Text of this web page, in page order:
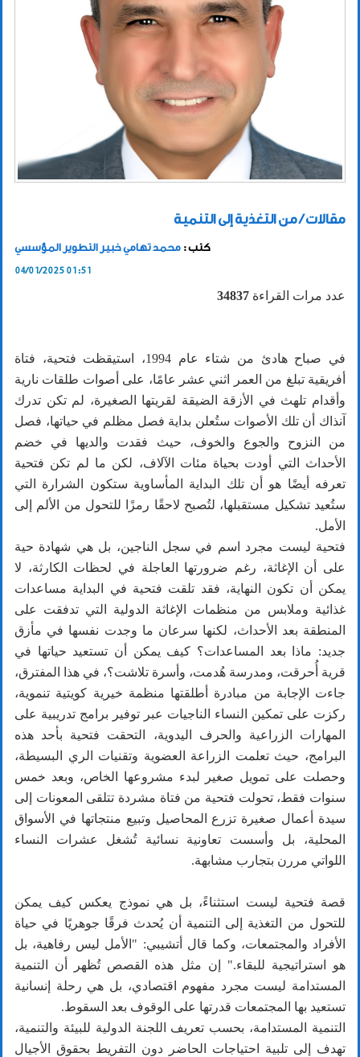
مقالات / من التغذية إلى التنمية
كتب : محمد تهامي خبير التطوير المؤسسي
04/01/2025 01:51
عدد مرات القراءة 34837
في صباح هادئ من شتاء عام 1994، استيقظت فتحية، فتاة
أفريقية تبلغ من العمر اثني عشر عامًا، على أصوات طلقات نارية
وأقدام تلهث في الأزقة الضيقة لقريتها الصغيرة، لم تكن تدرك
آنذاك أن تلك الأصوات ستُعلن بداية فصل مظلم في حياتها، فصل
من النزوح والجوع والخوف، حيث فقدت والديها في خضم
الأحداث التي أودت بحياة مئات الآلاف، لكن ما لم تكن فتحية
تعرفه أيضًا هو أن تلك البداية المأساوية ستكون الشرارة التي
ستُعيد تشكيل مستقبلها، لتُصبح لاحقًا رمزًا للتحول من الألم إلى
الأمل.
فتحية ليست مجرد اسم في سجل الناجين، بل هي شهادة حية
على أن الإغاثة، رغم ضرورتها العاجلة في لحظات الكارثة، لا
يمكن أن تكون النهاية، فقد تلقت فتحية في البداية مساعدات
غذائية وملابس من منظمات الإغاثة الدولية التي تدفقت على
المنطقة بعد الأحداث، لكنها سرعان ما وجدت نفسها في مأزق
جديد: ماذا بعد المساعدات؟ كيف يمكن أن تستعيد حياتها في
قرية أُحرقت، ومدرسة هُدمت، وأسرة تلاشت؟، في هذا المفترق،
جاءت الإجابة من مبادرة أطلقتها منظمة خيرية كويتية تنموية،
ركزت على تمكين النساء الناجيات عبر توفير برامج تدريبية على
المهارات الزراعية والحرف اليدوية، التحقت فتحية بأحد هذه
البرامج، حيث تعلمت الزراعة العضوية وتقنيات الري البسيطة،
وحصلت على تمويل صغير لبدء مشروعها الخاص، وبعد خمس
سنوات فقط، تحولت فتحية من فتاة مشردة تتلقى المعونات إلى
سيدة أعمال صغيرة تزرع المحاصيل وتبيع منتجاتها في الأسواق
المحلية، بل وأسست تعاونية نسائية تُشغل عشرات النساء
اللواتي مررن بتجارب مشابهة.
قصة فتحية ليست استثناءً، بل هي نموذج يعكس كيف يمكن
للتحول من التغذية إلى التنمية أن يُحدث فرقًا جوهريًا في حياة
الأفراد والمجتمعات، وكما قال أتشيبي: "الأمل ليس رفاهية، بل
هو استراتيجية للبقاء." إن مثل هذه القصص تُظهر أن التنمية
المستدامة ليست مجرد مفهوم اقتصادي، بل هي رحلة إنسانية
تستعيد بها المجتمعات قدرتها على الوقوف بعد السقوط.
التنمية المستدامة، بحسب تعريف اللجنة الدولية للبيئة والتنمية،
تهدف إلى تلبية احتياجات الحاضر دون التفريط بحقوق الأجيال